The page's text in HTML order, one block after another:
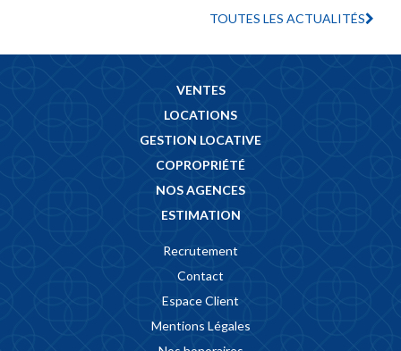
TOUTES LES ACTUALITÉS
VENTES
LOCATIONS
GESTION LOCATIVE
COPROPRIÉTÉ
NOS AGENCES
ESTIMATION
Recrutement
Contact
Espace Client
Mentions Légales